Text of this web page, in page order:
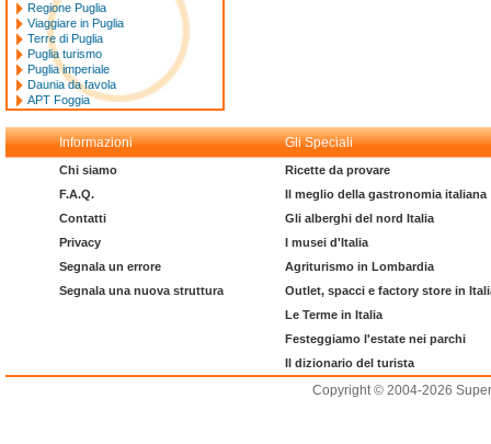
Regione Puglia
Viaggiare in Puglia
Terre di Puglia
Puglia turismo
Puglia imperiale
Daunia da favola
APT Foggia
Informazioni Gli Speciali
Chi siamo
F.A.Q.
Contatti
Privacy
Segnala un errore
Segnala una nuova struttura
Ricette da provare
Il meglio della gastronomia italiana
Gli alberghi del nord Italia
I musei d'Italia
Agriturismo in Lombardia
Outlet, spacci e factory store in
Le Terme in Italia
Festeggiamo l'estate nei parchi
Il dizionario del turista
Copyright © 2004-2026